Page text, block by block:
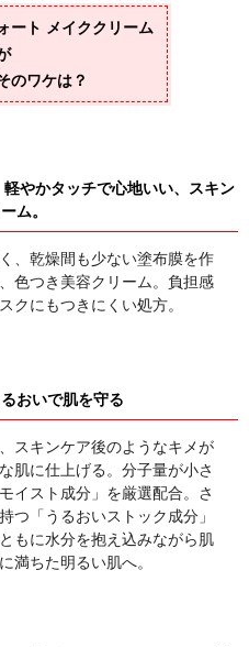
ート メイククリーム
のワケは？
やかタッチで心地いい、スキン
ム。
、乾燥間も少ない塗布膜を作
色つき美容クリーム。負担感
クにもつきにくい処方。
おいで肌を守る
スキンケア後のようなキメが
肌に仕上げる。分子量が小さ
イスト成分」を厳選配合。さ
つ「うるおいストック成分」
もに水分を抱え込みながら肌
満ちた明るい肌へ。